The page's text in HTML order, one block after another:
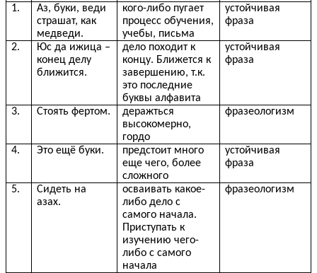
1.
Аз, буки, веди
страшат, как
медведи.
кого-либо пугает
процесс обучения,
учебы, письма
устойчивая
фраза
2.
Юс да ижица –
конец делу
ближится.
дело походит к
концу. Ближется к
завершению, т.к.
это последние
буквы алфавита
устойчивая
фраза
3. Стоять фертом.
деражться
высокомерно,
гордо
фразеологизм
4. Это ещё буки.
предстоит много
еще чего, более
сложного
устойчивая
фраза
5.
Сидеть на
азах.
осваивать какое-
либо дело с
самого начала.
Приступать к
изучению чего-
либо с самого
начала
фразеологизм